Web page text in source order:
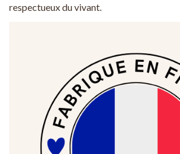
respectueux du vivant.